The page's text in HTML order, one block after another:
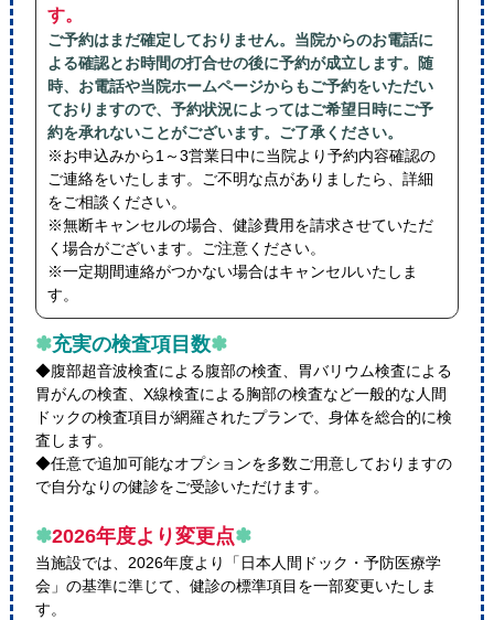
す。
ご予約はまだ確定しておりません。当院からのお電話に
よる確認とお時間の打合せの後に予約が成立します。随
時、お電話や当院ホームページからもご予約をいただい
ておりますので、予約状況によってはご希望日時にご予
約を承れないことがございます。ご了承ください。
※お申込みから1～3営業日中に当院より予約内容確認の
ご連絡をいたします。ご不明な点がありましたら、詳細
をご相談ください。
※無断キャンセルの場合、健診費用を請求させていただ
く場合がございます。ご注意ください。
※一定期間連絡がつかない場合はキャンセルいたしま
す。
✽充実の検査項目数✽
◆腹部超音波検査による腹部の検査、胃バリウム検査による
胃がんの検査、X線検査による胸部の検査など一般的な人間
ドックの検査項目が網羅されたプランで、身体を総合的に検
査します。
◆任意で追加可能なオプションを多数ご用意しておりますの
で自分なりの健診をご受診いただけます。
✽2026年度より変更点✽
当施設では、2026年度より「日本人間ドック・予防医療学
会」の基準に準じて、健診の標準項目を一部変更いたしま
す。